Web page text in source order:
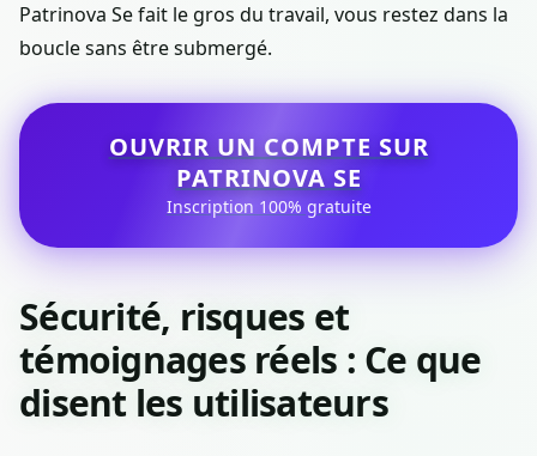
Patrinova Se fait le gros du travail, vous restez dans la
boucle sans être submergé.
OUVRIR UN COMPTE SUR
PATRINOVA SE
Inscription 100% gratuite
Sécurité, risques et
témoignages réels : Ce que
disent les utilisateurs